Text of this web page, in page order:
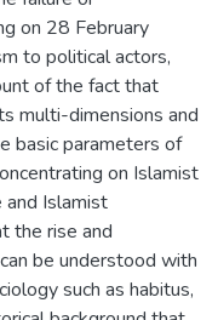
on 28 February
to political actors,
of the fact that
multi-dimensions and
basic parameters of
on Islamist
and Islamist
the rise and
be understood with
such as habitus,